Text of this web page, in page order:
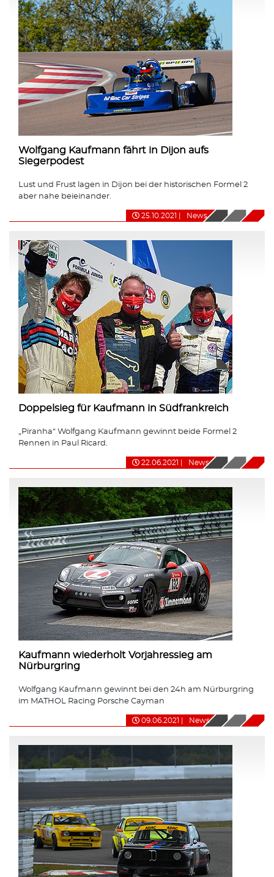
Wolfgang Kaufmann fährt in Dijon aufs
Siegerpodest
Lust und Frust lagen in Dijon bei der historischen Formel 2
aber nahe beieinander.
25.10.2021 News
Doppelsieg für Kaufmann in Südfrankreich
„Piranha“ Wolfgang Kaufmann gewinnt beide Formel 2
Rennen in Paul Ricard.
22.06.2021 News
Kaufmann wiederholt Vorjahressieg am
Nürburgring
Wolfgang Kaufmann gewinnt bei den 24h am Nürburgring
im MATHOL Racing Porsche Cayman
09.06.2021 News